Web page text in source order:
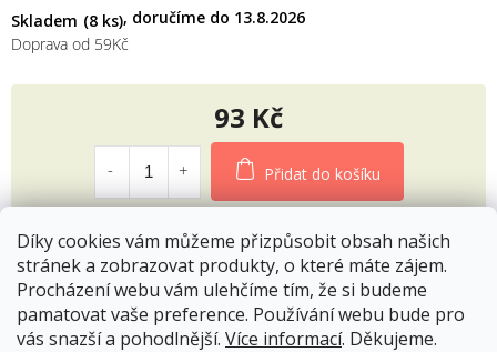
Díky cookies vám můžeme přizpůsobit obsah našich
stránek a zobrazovat produkty, o které máte zájem.
Procházení webu vám ulehčíme tím, že si budeme
pamatovat vaše preference. Používání webu bude pro
vás snazší a pohodlnější. Více informací. Děkujeme.
Skladem (8 ks) 13.8.2026
Doprava od 59Kč
93 Kč
Měrná
cena:
Přidat do košíku
Popis Hodnocení